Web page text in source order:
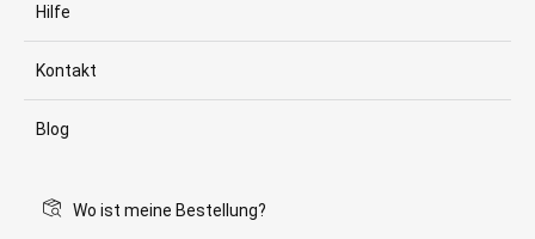
Hilfe
Kontakt
Blog
Wo ist meine Bestellung?